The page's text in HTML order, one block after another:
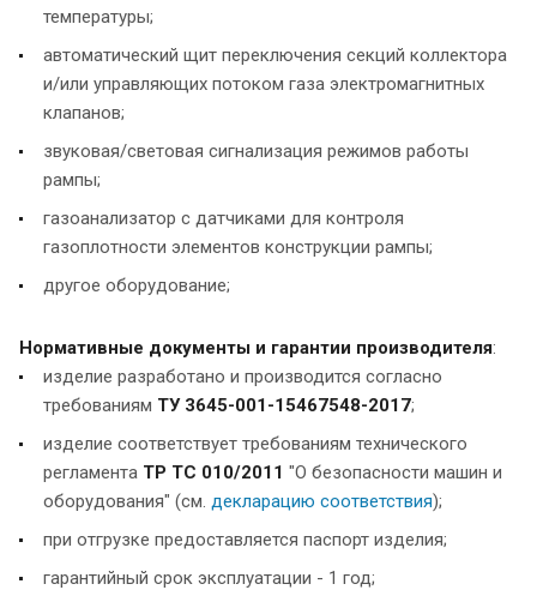
температуры;
автоматический щит переключения секций коллектора
и/или управляющих потоком газа электромагнитных
клапанов;
звуковая/световая сигнализация режимов работы
рампы;
газоанализатор с датчиками для контроля
газоплотности элементов конструкции рампы;
другое оборудование;
Нормативные документы и гарантии производителя:
изделие разработано и производится согласно
требованиям ТУ 3645-001-15467548-2017;
изделие соответствует требованиям технического
регламента ТР ТС 010/2011 "О безопасности машин и
оборудования" (см. декларацию соответствия);
при отгрузке предоставляется паспорт изделия;
гарантийный срок эксплуатации - 1 год;